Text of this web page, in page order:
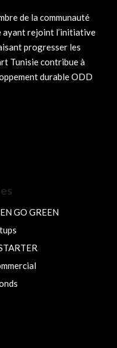
de la communauté
ayant rejoint l’initiative
progresser les
Tunisie contribue à
durable ODD
GO GREEN